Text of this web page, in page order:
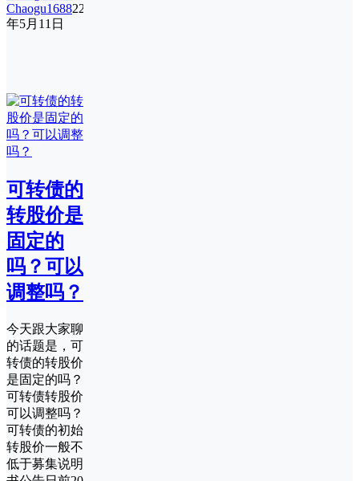
Chaogu168822
年5月11日
可转债的
转股价是
固定的
吗？可以
调整吗？
今天跟大家聊
的话题是，可
转债的转股价
是固定的吗？
可转债转股价
可以调整吗？
可转债的初始
转股价一般不
低于募集说明